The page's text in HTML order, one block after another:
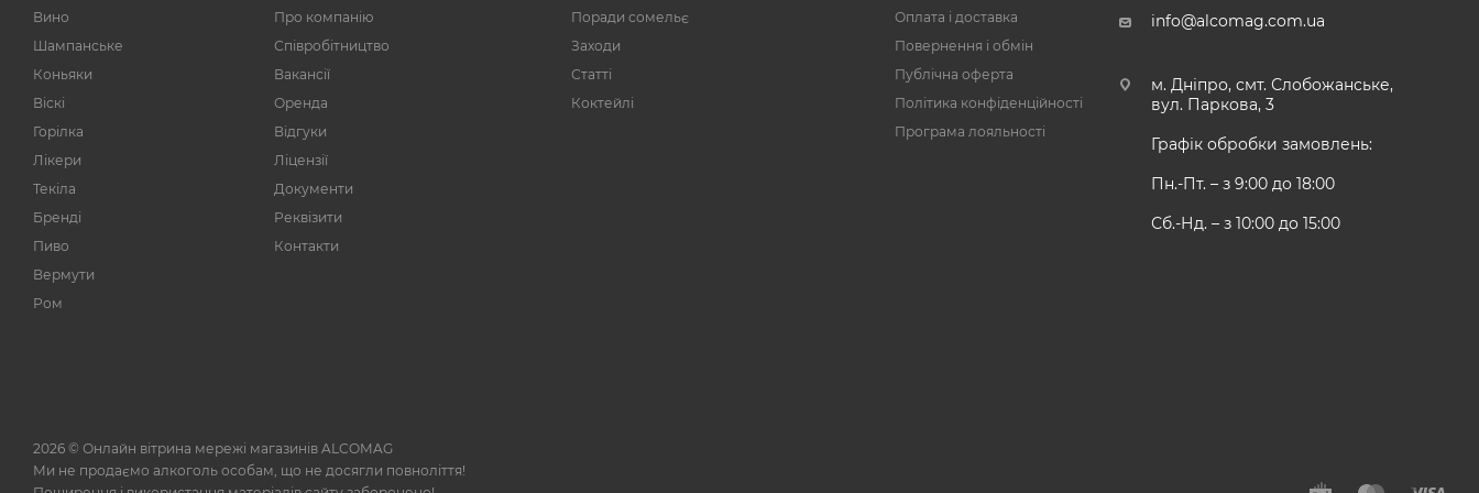
24
Bodegas Salentein
12
Bodegas Vivanco
5
3
16
1
Cantele
2
Cantina Tollo SCA
29
Вино
Шампанське
Коньяки
Віскі
Горілка
Лікери
Текіла
Бренді
Пиво
Вермути
Ром
Про компанію
Співробітництво
Вакансії
Оренда
Відгуки
Ліцензії
Документи
Реквізити
Контакти
Поради сомельє
Заходи
Статті
Коктейлі
Оплата і доставка
Повернення і обмін
Публічна оферта
Політика конфіденційності
Програма лояльності
info@alcomag.com.ua
м. Дніпро, смт. Слобожанське,
вул. Паркова, 3
Графік обробки замовлень:
Пн.-Пт. – з 9:00 до 18:00
Сб.-Нд. – з 10:00 до 15:00
2026 © Онлайн вітрина мережі магазинів ALCOMAG
Ми не продаємо алкоголь особам, що не досягли повноліття!